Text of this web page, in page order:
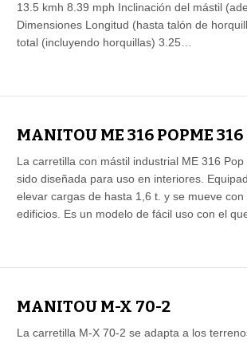
13.5 kmh 8.39 mph Inclinación del mástil
Dimensiones Longitud (hasta talón de
total (incluyendo horquillas) 3.25…
MANITOU ME 316 POPME 316
La carretilla con mástil industrial ME 316
sido diseñada para uso en interiores.
elevar cargas de hasta 1,6 t. y se mueve
edificios. Es un modelo de fácil uso con el
MANITOU M-X 70-2
La carretilla M-X 70-2 se adapta a los